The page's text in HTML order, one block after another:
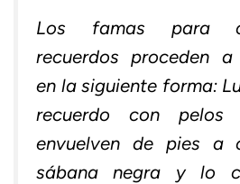
Los famas para
recuerdos proceden a
en la siguiente forma:
recuerdo con
envuelven de pies a
sábana negra y lo